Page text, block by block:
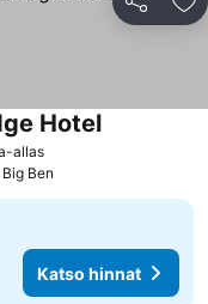
Jaa
allasKatso hinnat
HotelKatso
Ben
Katso hinnat